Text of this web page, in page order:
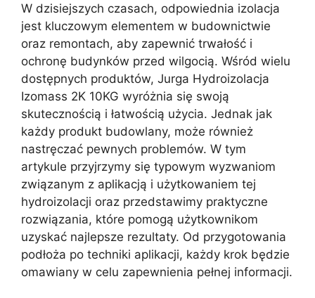
W dzisiejszych czasach, odpowiednia izolacja
jest kluczowym elementem w budownictwie
oraz remontach, aby zapewnić trwałość i
ochronę budynków przed wilgocią. Wśród wielu
dostępnych produktów, Jurga Hydroizolacja
Izomass 2K 10KG wyróżnia się swoją
skutecznością i łatwością użycia. Jednak jak
każdy produkt budowlany, może również
nastręczać pewnych problemów. W tym
artykule przyjrzymy się typowym wyzwaniom
związanym z aplikacją i użytkowaniem tej
hydroizolacji oraz przedstawimy praktyczne
rozwiązania, które pomogą użytkownikom
uzyskać najlepsze rezultaty. Od przygotowania
podłoża po techniki aplikacji, każdy krok będzie
omawiany w celu zapewnienia pełnej informacji.